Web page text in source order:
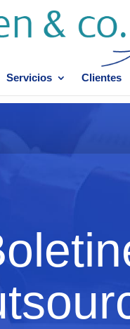
Servicios Clientes